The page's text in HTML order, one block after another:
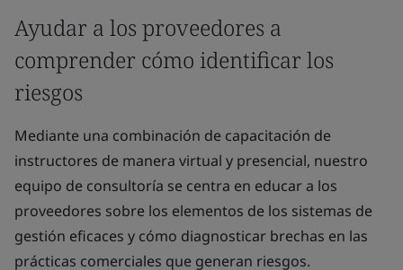
Ayudar a los proveedores a
comprender cómo identificar los
riesgos
Mediante una combinación de capacitación de
instructores de manera virtual y presencial, nuestro
equipo de consultoría se centra en educar a los
proveedores sobre los elementos de los sistemas de
gestión eficaces y cómo diagnosticar brechas en las
prácticas comerciales que generan riesgos.